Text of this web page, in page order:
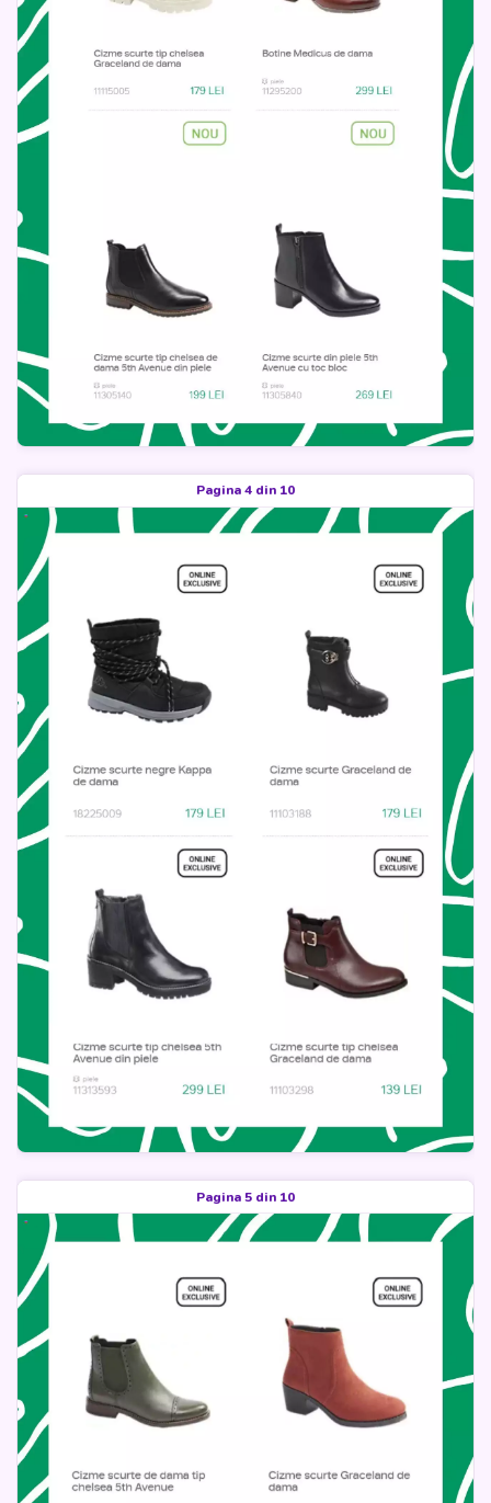
Pagina 4 din 10
Pagina 5 din 10